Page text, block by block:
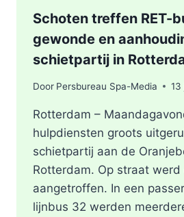
Schoten treffen RET-
gewonde en
schietpartij in
Door Persbureau Spa-Media 13
Rotterdam –
hulpdiensten groots
schietpartij aan de
Rotterdam. Op straat
aangetroffen. In een
lijnbus 32 werden